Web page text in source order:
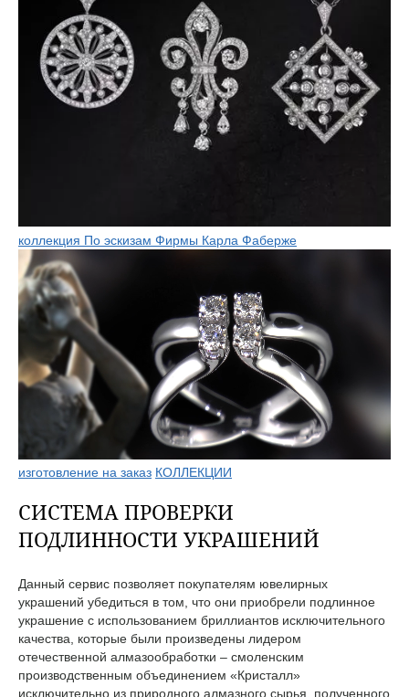
коллекция По эскизам Фирмы Карла Фаберже
изготовление на заказ КОЛЛЕКЦИИ
СИСТЕМА ПРОВЕРКИ
ПОДЛИННОСТИ УКРАШЕНИЙ
Данный сервис позволяет покупателям ювелирных
украшений убедиться в том, что они приобрели подлинное
украшение с использованием бриллиантов исключительного
качества, которые были произведены лидером
отечественной алмазообработки – смоленским
производственным объединением «Кристалл»
исключительно из природного алмазного сырья, полученного